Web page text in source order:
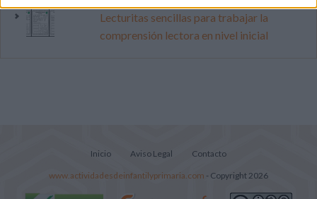
Lecturitas sencillas para trabajar la
comprensión lectora en nivel inicial
Inicio Aviso Legal Contacto
www.actividadesdeinfantilyprimaria.com - Copyright 2026